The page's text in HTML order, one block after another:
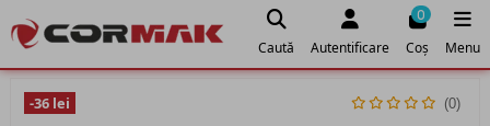
Caută Autentificare
0
Coș Menu
-36 lei (0)